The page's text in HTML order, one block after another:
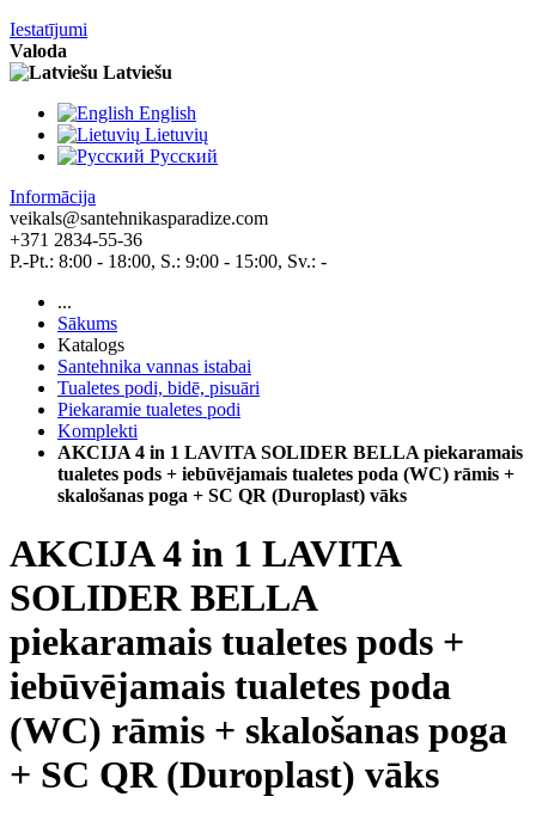
Iestatījumi
Valoda
Latviešu
English
Lietuvių
Pусский
Informācija
veikals@santehnikasparadize.com
+371 2834-55-36
P.-Pt.: 8:00 - 18:00, S.: 9:00 - 15:00, Sv.: -
...
Sākums
Katalogs
Santehnika vannas istabai
Tualetes podi, bidē, pisuāri
Piekaramie tualetes podi
Komplekti
AKCIJA 4 in 1 LAVITA SOLIDER BELLA piekaramais
tualetes pods + iebūvējamais tualetes poda (WC) rāmis +
skalošanas poga + SC QR (Duroplast) vāks
AKCIJA 4 in 1 LAVITA
SOLIDER BELLA
piekaramais tualetes pods +
iebūvējamais tualetes poda
(WC) rāmis + skalošanas poga
+ SC QR (Duroplast) vāks